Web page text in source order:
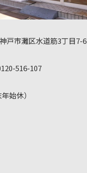
戸市灘区水道筋3丁目7-6
516-107
始休）